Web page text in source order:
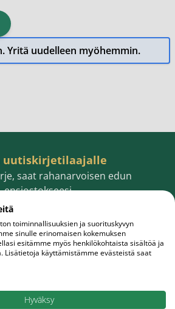
Yritä uudelleen myöhemmin.
uutiskirjetilaajalle
saat rahanarvoisen edun
ensiostokseesi.
Sähköpostiosoite
Tilaa
toiminnallisuuksien ja suorituskyvyn
sinulle erinomaisen kokemuksen
esitämme myös henkilökohtaista sisältöä ja
Lisätietoja käyttämistämme evästeistä saat
Hyväksy